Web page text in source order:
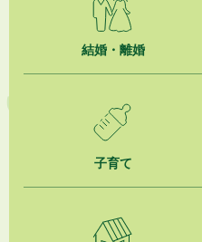
結婚・離婚
子育て